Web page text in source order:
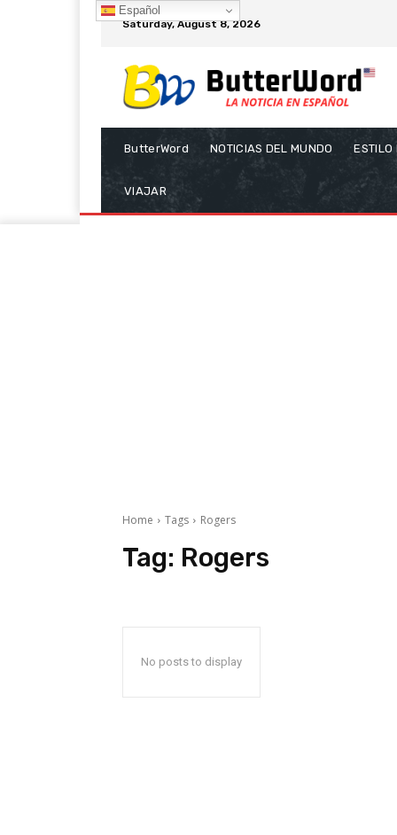
Saturday, August 8, 2026
ButterWord NOTICIAS DEL MUNDO ESTILO
VIAJAR
Home Tags Rogers
Tag: Rogers
No posts to display
Español